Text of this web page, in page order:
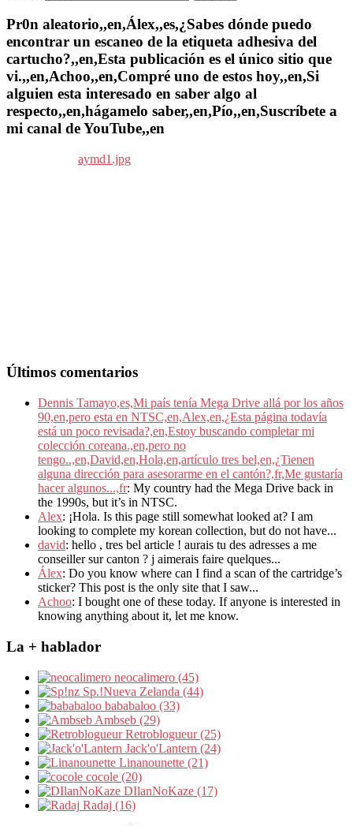
Pr0n aleatorio,,en,Álex,,es,¿Sabes dónde puedo
encontrar un escaneo de la etiqueta adhesiva del
cartucho?,,en,Esta publicación es el único sitio que
vi.,,en,Achoo,,en,Compré uno de estos hoy,,en,Si
alguien esta interesado en saber algo al
respecto,,en,hágamelo saber,,en,Pío,,en,Suscríbete a
mi canal de YouTube,,en
Últimos comentarios
Dennis Tamayo,es,Mi país tenía Mega Drive allá por los años
90,en,pero esta en NTSC,en,Alex,en,¿Esta página todavía
está un poco revisada?,en,Estoy buscando completar mi
colección coreana.,en,pero no
tengo..,en,David,en,Hola,en,artículo tres bel,en,¿Tienen
alguna dirección para asesorarme en el cantón?,fr,Me gustaría
hacer algunos...,fr: My country had the Mega Drive back in
the 1990s, but it’s in NTSC.
Alex: ¡Hola. Is this page still somewhat looked at? I am
looking to complete my korean collection, but do not have...
david: hello , tres bel article ! aurais tu des adresses a me
conseiller sur canton ? j aimerais faire quelques...
Álex: Do you know where can I find a scan of the cartridge’s
sticker? This post is the only site that I saw...
Achoo: I bought one of these today. If anyone is interested in
knowing anything about it, let me know.
La + hablador
neocalimero (45)
Sp.!Nueva Zelanda (44)
bababaloo (33)
Ambseb (29)
Retroblogueur (25)
Jack'o'Lantern (24)
Linanounette (21)
cocole (20)
DIlanNoKaze (17)
Radaj (16)